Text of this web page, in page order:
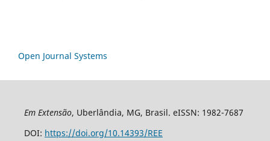
Open Journal Systems
Em Extensão, Uberlândia, MG, Brasil. eISSN: 1982-7687
DOI: https://doi.org/10.14393/REE